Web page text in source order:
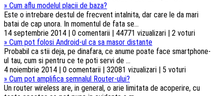
» Cum aflu modelul placii de baza?
Este o intrebare destul de frecvent intalnita, dar care le da mari
batai de cap unora. In momentul de fata se...
14 septembrie 2014 | 0 comentarii | 44771 vizualizari | 2 voturi
» Cum pot folosi Android-ul ca sa masor distante
Probabil ca stii deja, pe dinafara, ce anume poate face smartphone-
ul tau, cum si pentru ce te poti servi de ...
4 noiembrie 2014 | 0 comentarii | 32081 vizualizari | 5 voturi
» Cum pot amplifica semnalul Router-ului?
Un router wireless are, in general, o arie limitata de acoperire, cu